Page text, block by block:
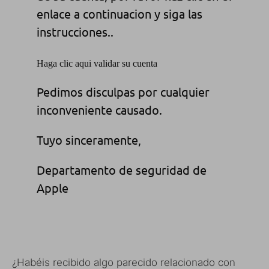
enlace a continuacion y siga las
instrucciones..
Haga clic aqui validar su cuenta
Pedimos disculpas por cualquier
inconveniente causado.
Tuyo sinceramente,
Departamento de seguridad de
Apple
¿Habéis recibido algo parecido relacionado con